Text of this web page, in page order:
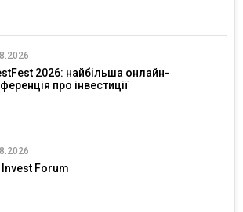
2026: найбільша онлайн-
про інвестиції
Invest Forum